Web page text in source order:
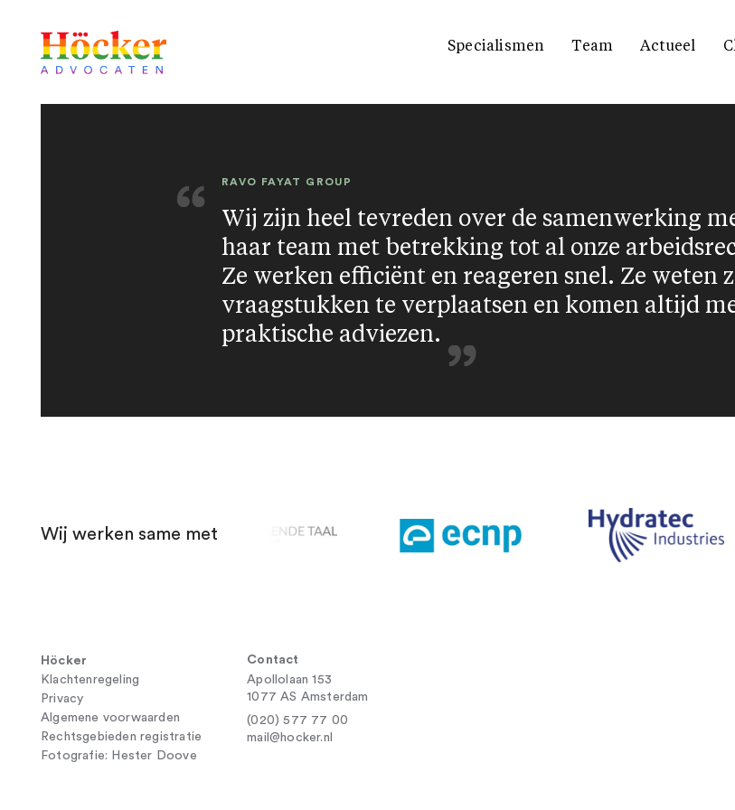
Specialismen Team Actueel
RAVO FAYAT GROUP
Wij zijn heel tevreden over de samenwerking
haar team met betrekking tot al onze
Ze werken efficiënt en reageren snel. Ze weten
vraagstukken te verplaatsen en komen altijd
praktische adviezen.
Wij werken same met
Höcker
Klachtenregeling
Privacy
Algemene voorwaarden
Rechtsgebieden registratie
Fotografie: Hester Doove
Contact
Apollolaan 153
1077 AS Amsterdam
(020) 577 77 00
mail@hocker.nl